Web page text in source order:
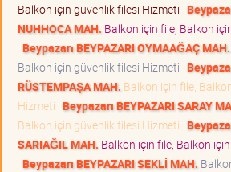
Balkon için güvenlik filesi Hizmeti
NUHHOCA MAH. Balkon için file, Balkon
Beypazarı BEYPAZARI OYMAAĞAÇ MAH.
Balkon için güvenlik filesi Hizmeti
RÜSTEMPAŞA MAH. Balkon için file,
Hizmeti Beypazarı BEYPAZARI SARAY
Balkon için güvenlik filesi Hizmeti
SARIAĞIL MAH. Balkon için file, Balkon
Beypazarı BEYPAZARI SEKLİ MAH.